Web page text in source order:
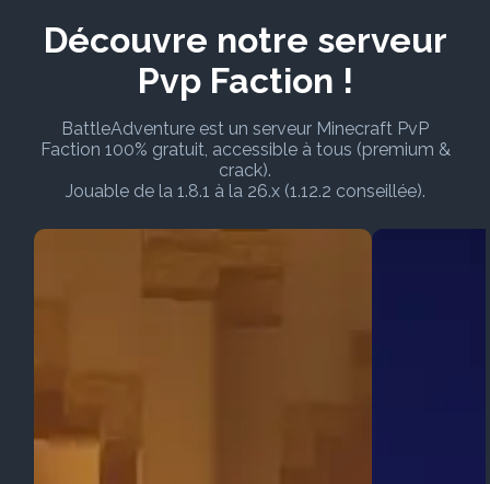
Découvre notre serveur
Pvp Faction !
BattleAdventure est un serveur Minecraft PvP
Faction 100% gratuit, accessible à tous (premium &
crack).
Jouable de la 1.8.1 à la 26.x (1.12.2 conseillée).